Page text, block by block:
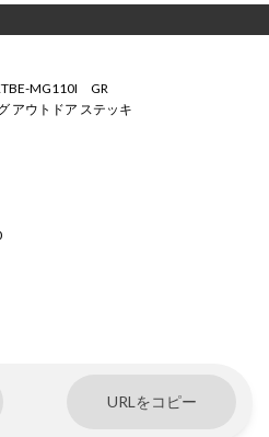
MG110I GR
アウトドア ステッキ
URLをコピー